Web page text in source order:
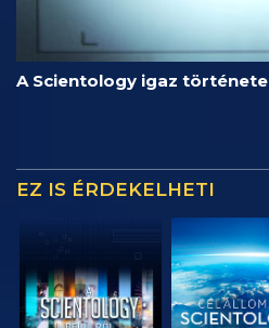
A Scientology igaz története
EZ IS ÉRDEKELHETI